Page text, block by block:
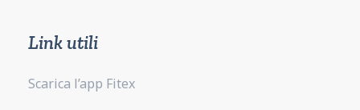
Link utili
Scarica l’app Fitex